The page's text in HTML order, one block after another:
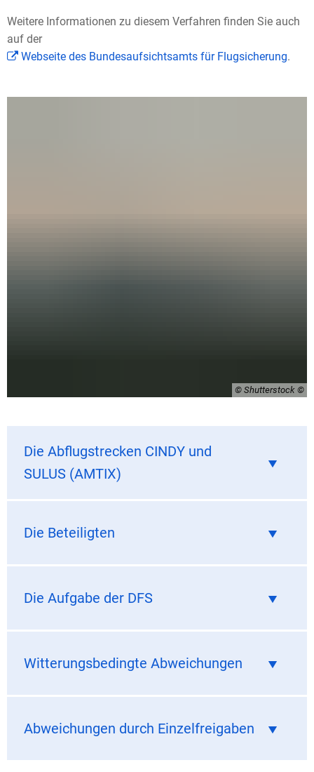
Weitere Informationen zu diesem Verfahren finden Sie auch
auf der
Webseite des Bundesaufsichtsamts für Flugsicherung.
© Shutterstock
Die Abflugstrecken CINDY und
SULUS (AMTIX)
Die Beteiligten
Die Aufgabe der DFS
Witterungsbedingte Abweichungen
Abweichungen durch Einzelfreigaben